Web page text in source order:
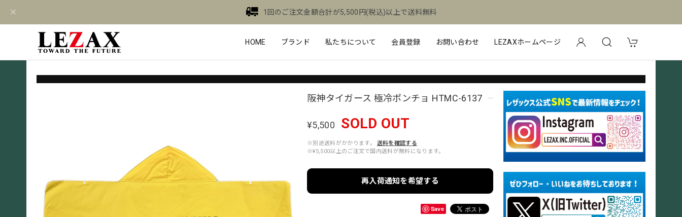
1回のご注文金額合計が5,500円(税込)以上で送料無料
HOME ブランド 私たちについて 会員登録 お問い合わせ LEZAXホームページ
阪神タイガース 極冷ポンチョ HTMC-6137
¥5,500 SOLD OUT
※別途送料がかかります。
送料を確認する
※¥5,500以上のご注文で国内送料が無料になります。
再入荷通知を希望する
Save